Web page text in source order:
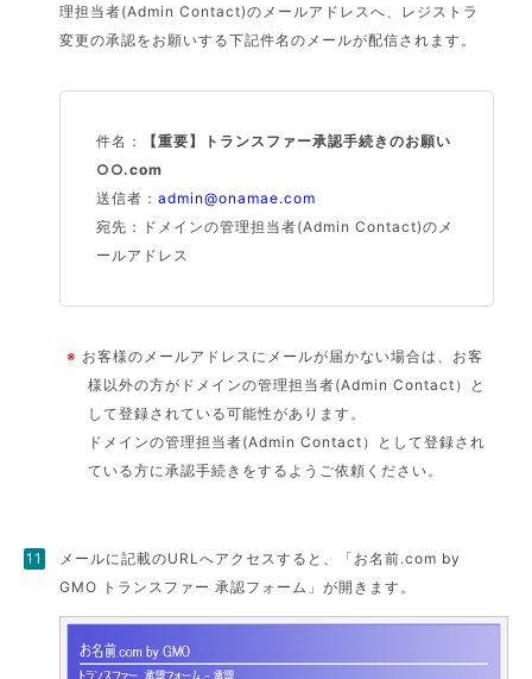
理担当者(Admin Contact)のメールアドレスへ、レジストラ
変更の承認をお願いする下記件名のメールが配信されます。
件名：
【重要】トランスファー承認手続きのお願い
○○.com
送信者：admin@onamae.com
宛先：ドメインの管理担当者(Admin Contact)のメ
ールアドレス
※ お客様のメールアドレスにメールが届かない場合は、お客
様以外の方がドメインの管理担当者(Admin Contact）と
して登録されている可能性があります。
ドメインの管理担当者(Admin Contact）として登録され
ている方に承認手続きをするようご依頼ください。
メールに記載のURLへアクセスすると、「お名前.com by
GMO トランスファー 承認フォーム」が開きます。